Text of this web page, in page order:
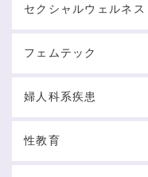
セクシャルウェルネス
フェムテック
婦人科系疾患
性教育